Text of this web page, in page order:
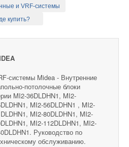
и VRF-системы
купить?
системы Midea - Внутренние
потолочные блоки
MI2-36DLDHN1, MI2-
MI2-56DLDHN1 , MI2-
MI2-80DLDHN1, MI2-
MI2-112DLDHN1, MI2-
Руководство по
обслуживанию.